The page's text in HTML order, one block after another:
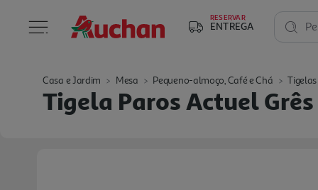
RESERVAR
ENTREGA
Casa e Jardim Mesa Pequeno-almoço, Café e Chá
Tigela Paros Actuel